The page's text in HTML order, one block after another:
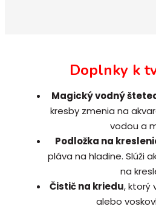
Doplnky k
Magický vodný
kresby zmenia na
vodou a
Podložka na
pláva na hladine. Slúži
na
Čistič na kriedu, ktorý
alebo